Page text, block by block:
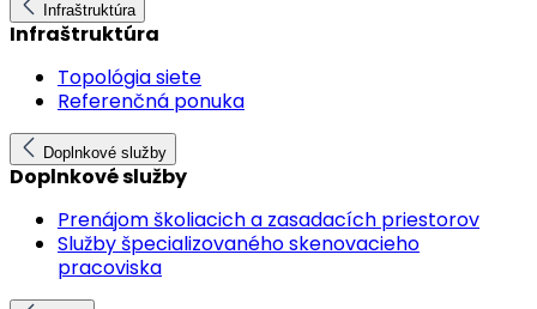
Infraštruktúra
Infraštruktúra
Topológia siete
Referenčná ponuka
Doplnkové služby
Doplnkové služby
Prenájom školiacich a zasadacích priestorov
Služby špecializovaného skenovacieho
pracoviska